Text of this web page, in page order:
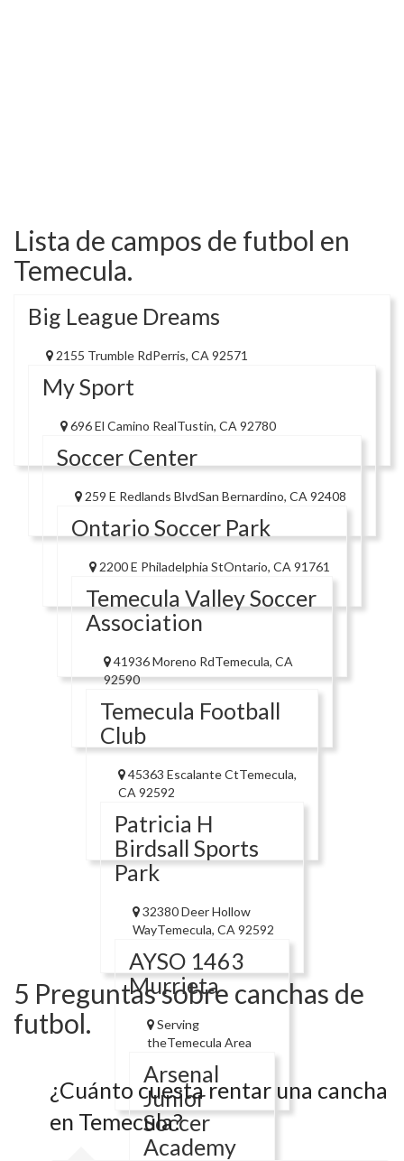
Lista de campos de futbol en
Temecula.
Big League Dreams
2155 Trumble RdPerris, CA 92571
My Sport
696 El Camino RealTustin, CA 92780
Soccer Center
259 E Redlands BlvdSan Bernardino, CA 92408
Ontario Soccer Park
2200 E Philadelphia StOntario, CA 91761
Temecula Valley Soccer
Association
41936 Moreno RdTemecula, CA
92590
Temecula Football
Club
45363 Escalante CtTemecula,
CA 92592
Patricia H
Birdsall Sports
Park
32380 Deer Hollow
WayTemecula, CA 92592
AYSO 1463
Murrieta
Serving
theTemecula Area
Arsenal
Junior
Soccer
Academy
5 Preguntas sobre canchas de
futbol.
¿Cuánto cuesta rentar una cancha
en Temecula?